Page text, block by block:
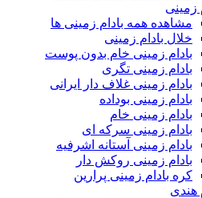
زمینی
مشاهده همه بادام زمینی ها
خلال بادام زمینی
بادام زمینی خام بدون پوست
بادام زمینی تگری
بادام زمینی غلاف دار ایرانی
بادام زمینی بوداده
بادام زمینی خام
بادام زمینی سرکه ای
بادام زمینی آستانه اشرفیه
بادام زمینی روکش دار
کره بادام زمینی پرارین
هندی